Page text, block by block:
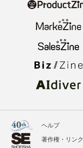
ヘルプ
著作権・リンク